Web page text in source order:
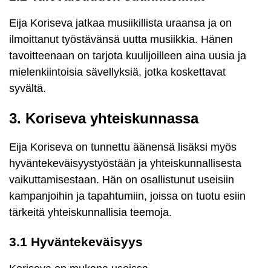
Eija Koriseva jatkaa musiikillista uraansa ja on
ilmoittanut työstävänsä uutta musiikkia. Hänen
tavoitteenaan on tarjota kuulijoilleen aina uusia ja
mielenkiintoisia sävellyksiä, jotka koskettavat
syvältä.
3. Koriseva yhteiskunnassa
Eija Koriseva on tunnettu äänensä lisäksi myös
hyväntekeväisyystyöstään ja yhteiskunnallisesta
vaikuttamisestaan. Hän on osallistunut useisiin
kampanjoihin ja tapahtumiin, joissa on tuotu esiin
tärkeitä yhteiskunnallisia teemoja.
3.1 Hyväntekeväisyys